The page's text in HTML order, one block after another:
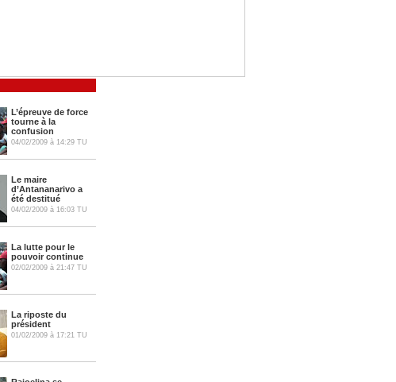
L’épreuve de force
tourne à la
confusion
04/02/2009 à 14:29 TU
Le maire
d’Antananarivo a
été destitué
04/02/2009 à 16:03 TU
La lutte pour le
pouvoir continue
02/02/2009 à 21:47 TU
La riposte du
président
01/02/2009 à 17:21 TU